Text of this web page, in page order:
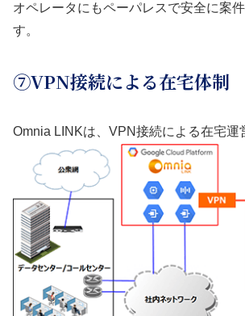
オペレータにもペーパレスで安全に案
す。
⑦VPN接続による在宅体制
Omnia LINKは、VPN接続による在宅運